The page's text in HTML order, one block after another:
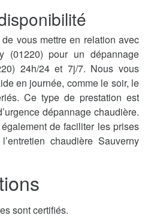
vous mettre en relation avec
(01220) pour un dépannage
24h/24 et 7j/7. Nous vous
en journée, comme le soir, le
Ce type de prestation est
dépannage chaudière.
de faciliter les prises
chaudière Sauverny
sont certifiés.